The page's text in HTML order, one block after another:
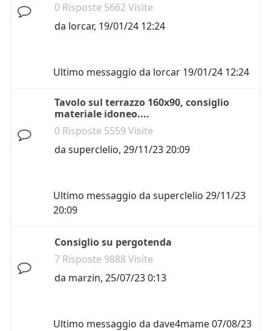
0 Risposte 5662 Visite
da lorcar, 19/01/24 12:24
Ultimo messaggio da lorcar 19/01/24 12:24
Tavolo sul terrazzo 160x90, consiglio
materiale idoneo....
0 Risposte 5559 Visite
da superclelio, 29/11/23 20:09
Ultimo messaggio da superclelio 29/11/23
20:09
Consiglio su pergotenda
7 Risposte 9888 Visite
da marzin, 25/07/23 0:13
Ultimo messaggio da dave4mame07/08/23